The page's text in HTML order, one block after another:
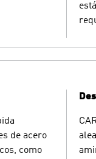
de acero
como